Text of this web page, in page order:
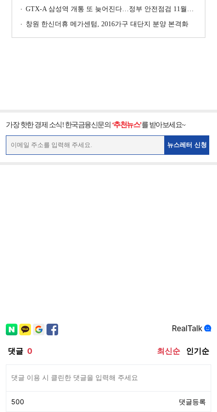
GTX-A 삼성역 개통 또 늦어진다…정부 안전점검 11월까지 확대
창원 한신더휴 메가센텀, 2016가구 대단지 분양 본격화
가장 핫한 경제 소식! 한국금융신문의 ‘추천뉴스’를 받아보세요~
뉴스레터 신청